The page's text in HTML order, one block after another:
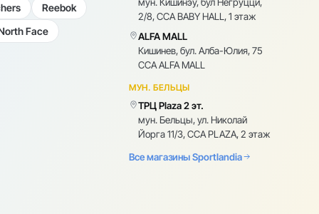
Reebok
Face
2/8, CCA BABY HALL, 1 этаж
ALFA MALL
Кишинев, бул. Алба-Юлия, 75
CCA ALFA MALL
МУН. БЕЛЬЦЫ
ТРЦ Plaza 2 эт.
мун. Бельцы, ул. Николай
Йорга 11/3, CCA PLAZA, 2 этаж
Все магазины Sportlandia